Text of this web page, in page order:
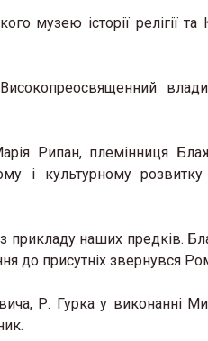
музею історії релігії
Рипан, племінниця
і культурному
прикладу наших предків.
до присутніх звернувся
Р. Гурка у виконанні